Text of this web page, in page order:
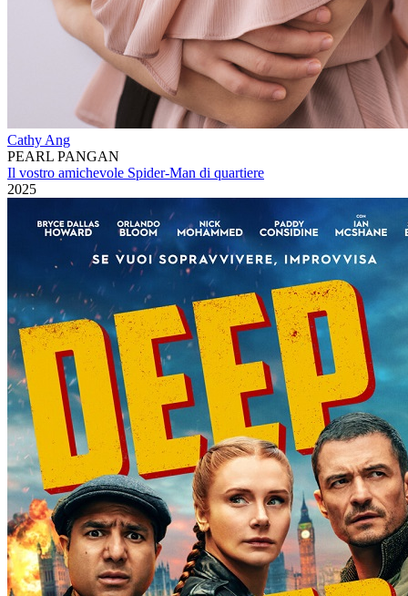
Cathy Ang
PEARL PANGAN
Il vostro amichevole Spider-Man di quartiere
2025